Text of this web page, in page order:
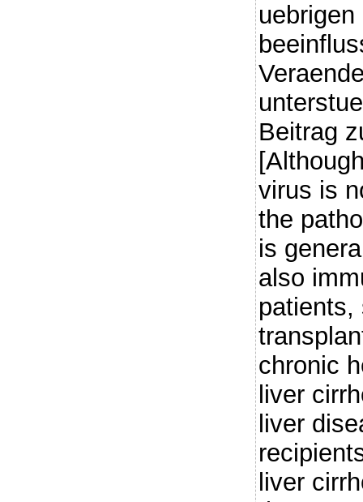
Beitrag
virus is
the
is
also
patients,
chronic
liver
liver
liver